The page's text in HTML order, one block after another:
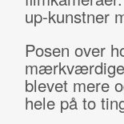
up-kunstner
Posen over
mærkværdige
blevet mere
hele på to